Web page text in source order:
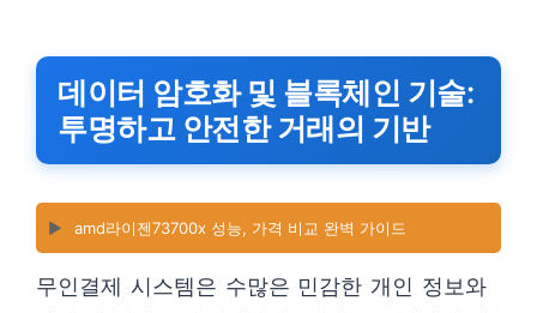
데이터 암호화 및 블록체인 기술:
투명하고 안전한 거래의 기반
▶️ amd라이젠73700x 성능, 가격 비교 완벽 가이드
무인결제 시스템은 수많은 민감한 개인 정보와